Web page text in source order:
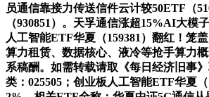
员通信靠接力传送信件云计较50ETF（
（930851）。天孚通信涨超15%AI大模
人工智能ETF华夏（159381）翻红！笼
算力租赁、数据核心、液冷等抢手算力
系稿酬。如需转载请取《每日经济旧事
类：025505；创业板人工智能ETF华夏